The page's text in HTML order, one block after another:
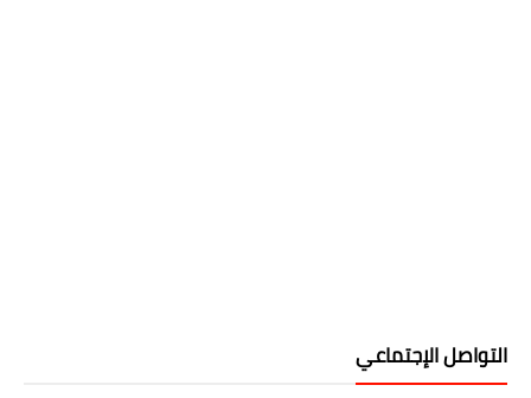
التواصل الإجتماعي